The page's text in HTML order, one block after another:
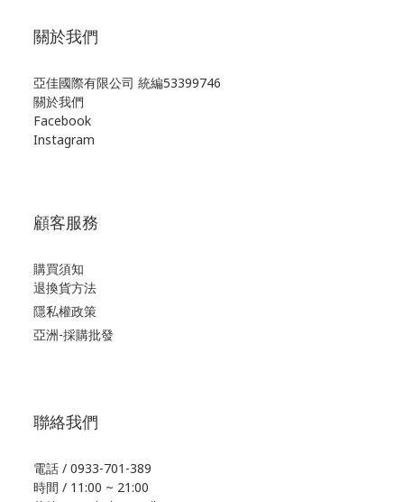
關於我們
亞佳國際有限公司 統編53399746
關於我們
Facebook
Instagram
顧客服務
購買須知
退換貨方法
隱私權政策
亞洲-採購批發
聯絡我們
電話 / 0933-701-389
時間 / 11:00 ~ 21:00